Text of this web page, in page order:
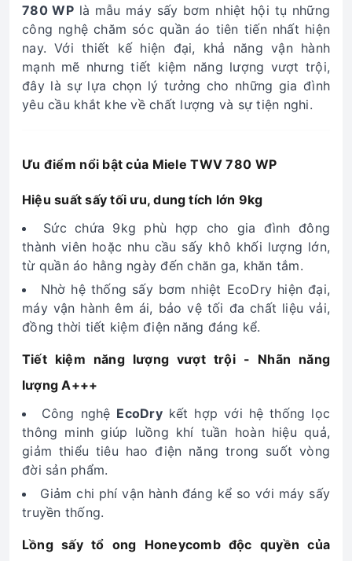
780 WPlà mẫu máy sấy bơm nhiệt hội tụ những
công nghệ chăm sóc quần áo tiên tiến nhất hiện
nay. Với thiết kế hiện đại, khả năng vận hành
mạnh mẽ nhưng tiết kiệm năng lượng vượt trội,
đây là sự lựa chọn lý tưởng cho những gia đình
yêu cầu khắt khe về chất lượng và sự tiện nghi.
Ưu điểm nổi bật của Miele TWV 780 WP
Hiệu suất sấy tối ưu, dung tích lớn 9kg
Sức chứa 9kg phù hợp cho gia đình đông
thành viên hoặc nhu cầu sấy khô khối lượng lớn,
từ quần áo hằng ngày đến chăn ga, khăn tắm.
Nhờ hệ thống sấy bơm nhiệt EcoDry hiện đại,
máy vận hành êm ái, bảo vệ tối đa chất liệu vải,
đồng thời tiết kiệm điện năng đáng kể.
Tiết kiệm năng lượng vượt trội - Nhãn năng
lượng A+++
Công nghệ EcoDrykết hợp với hệ thống lọc
thông minh giúp luồng khí tuần hoàn hiệu quả,
giảm thiểu tiêu hao điện năng trong suốt vòng
đời sản phẩm.
Giảm chi phí vận hành đáng kể so với máy sấy
truyền thống.
Lồng sấy tổ ong Honeycomb độc quyền của